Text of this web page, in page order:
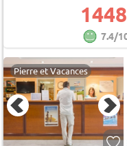
7.4/
Pierre et Vacances